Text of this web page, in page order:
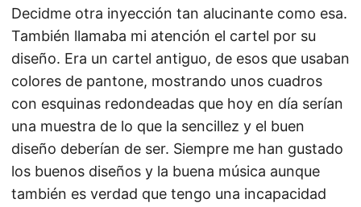
Decidme otra inyección tan alucinante como esa.
También llamaba mi atención el cartel por su
diseño. Era un cartel antiguo, de esos que usaban
colores de pantone, mostrando unos cuadros
con esquinas redondeadas que hoy en día serían
una muestra de lo que la sencillez y el buen
diseño deberían de ser. Siempre me han gustado
los buenos diseños y la buena música aunque
también es verdad que tengo una incapacidad